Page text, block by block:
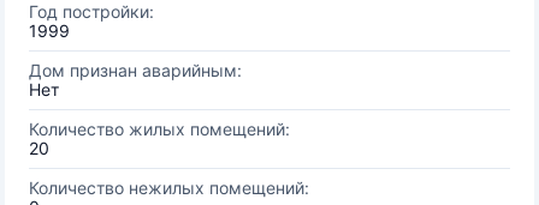
Год постройки:
1999
Дом признан аварийным:
Нет
Количество жилых помещений:
20
Количество нежилых помещений: